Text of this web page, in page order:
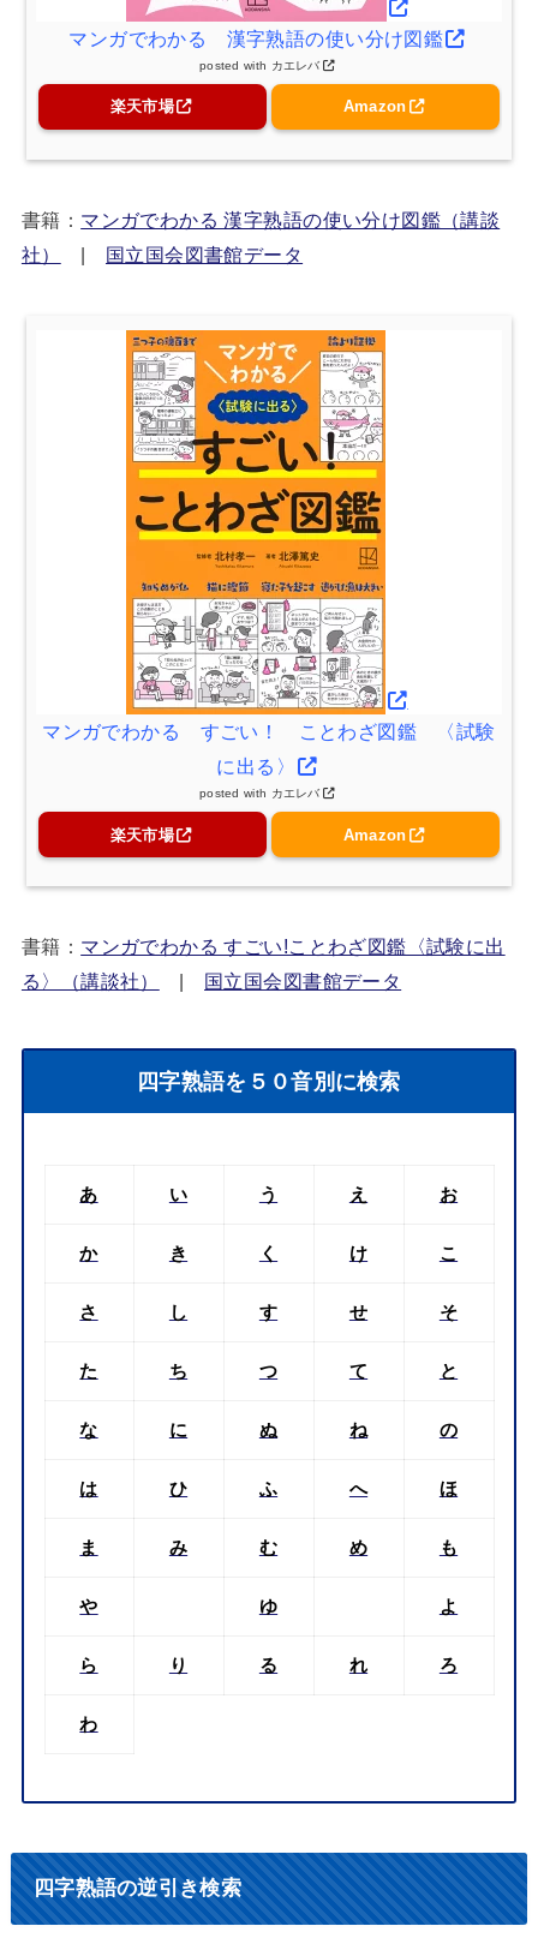
マンガでわかる 漢字熟語の使い分け図鑑
posted with カエレバ
楽天市場 Amazon
書籍： マンガでわかる 漢字熟語の使い分け図鑑（講談
社）
| 国立国会図書館データ
マンガでわかる すごい！ ことわざ図鑑 〈試験
に出る〉
posted with カエレバ
楽天市場 Amazon
書籍： マンガでわかる すごい!ことわざ図鑑〈試験に出
る〉（講談社）
| 国立国会図書館データ
四字熟語を５０音別に検索
あ い う え お
か き く け こ
さ し す せ そ
た ち つ て と
な に ぬ ね の
は ひ ふ へ ほ
ま み む め も
や ゆ よ
ら り る れ ろ
わ
四字熟語の逆引き検索